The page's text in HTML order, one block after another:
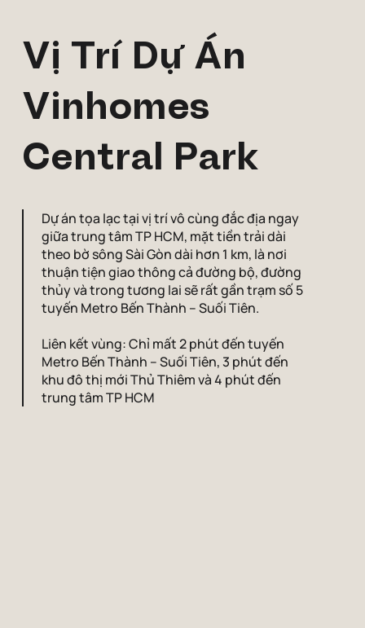
Vị Trí Dự Án
Vinhomes
Central Park
Dự án tọa lạc tại vị trí vô cùng đắc địa ngay
giữa trung tâm TP HCM, mặt tiền trải dài
theo bờ sông Sài Gòn dài hơn 1 km, là nơi
thuận tiện giao thông cả đường bộ, đường
thủy và trong tương lai sẽ rất gần trạm số 5
tuyến Metro Bến Thành – Suối Tiên.
Liên kết vùng: Chỉ mất 2 phút đến tuyến
Metro Bến Thành – Suối Tiên, 3 phút đến
khu đô thị mới Thủ Thiêm và 4 phút đến
trung tâm TP HCM